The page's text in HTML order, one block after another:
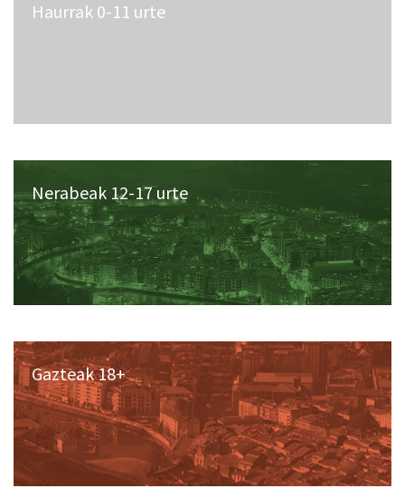
Haurrak 0-11 urte
Nerabeak 12-17 urte
Gazteak 18+